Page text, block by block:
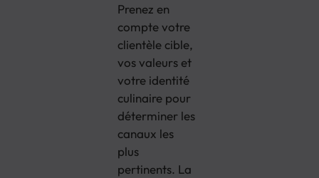
Prenez en
compte votre
clientèle cible,
vos valeurs et
votre identité
culinaire pour
déterminer les
canaux les
plus
pertinents. La